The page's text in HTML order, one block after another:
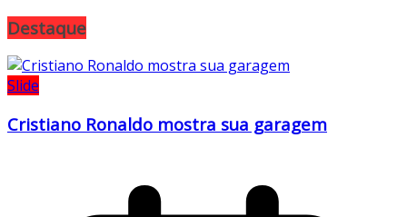
Destaque
Slide
Cristiano Ronaldo mostra sua garagem